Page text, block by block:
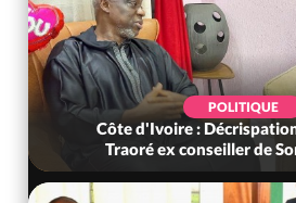
POLITIQUE
Côte d'Ivoire :
Traoré ex conseiller de